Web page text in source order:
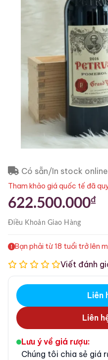
Có sẵn/In stock online
Tham khảo giá quốc tế đã
622.500.000₫
Điều KhoảnGiao Hàng
Bạn phải từ 18 tuổi trở lên
Viết đánh
Liên
Liên
Lưu ý về giá rượu:
Chúng tôi chia sẻ giá